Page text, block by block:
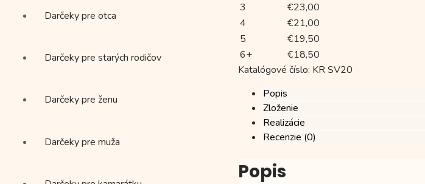
3
€23,00
4
€21,00
5
€19,50
6+
€18,50
Katalógové číslo: KR SV20
Popis
Zloženie
Realizácie
Recenzie (0)
Popis
Darčeky pre otca
Darčeky pre starých rodičov
Darčeky pre ženu
Darčeky pre muža